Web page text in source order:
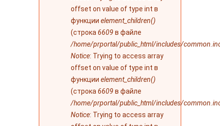
offset on value of type int в
функции element_children()
(строка 6609 в файле
/home/prportal/public_html/includes/
Notice: Trying to access array
offset on value of type int в
функции element_children()
(строка 6609 в файле
/home/prportal/public_html/includes/
Notice: Trying to access array